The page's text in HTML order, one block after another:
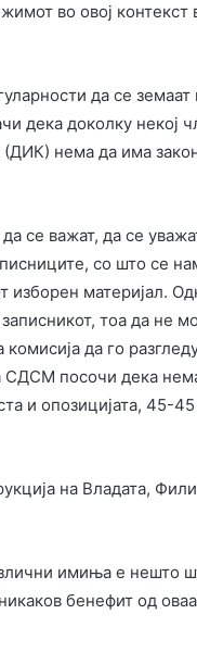
во овој контекст
да се
дека доколку некој
нема да има
се важат, да се
со што се
изборен материјал.
тоа да не
да го
посочи дека
и опозицијата, 45-
на Владата,
имиња е нешто
бенефит од